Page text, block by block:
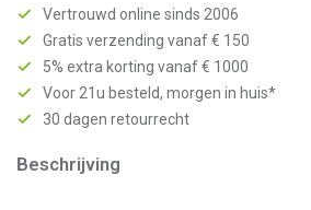
Vertrouwd online sinds 2006
Gratis verzending vanaf € 150
5% extra korting vanaf € 1000
Voor 21u besteld, morgen in huis*
30 dagen retourrecht
Beschrijving